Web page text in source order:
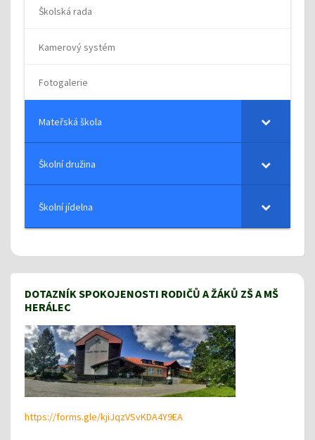
Školská rada
Kamerový systém
Fotogalerie
Mateřská škola
Školní družina
Školní jídelna
DOTAZNÍK SPOKOJENOSTI RODIČŮ A ŽÁKŮ ZŠ A MŠ
HERÁLEC
https://forms.gle/kjiJqzVSvKDA4Y9EA